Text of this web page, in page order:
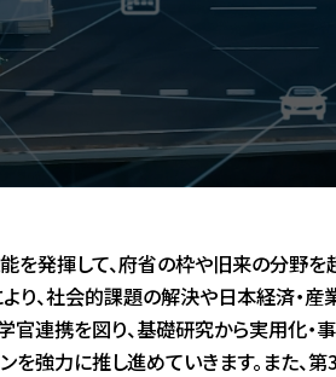
発揮して、府省の枠や旧来の分野を
、社会的課題の解決や日本経済・産
官連携を図り、基礎研究から実用化
強力に推し進めていきます。また、